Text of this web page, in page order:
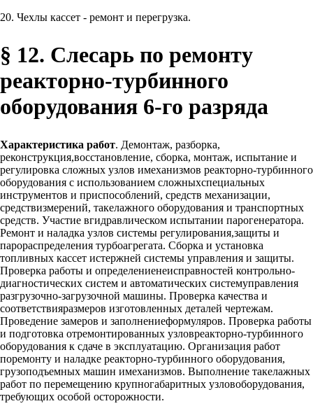
20. Чехлы кассет - ремонт и перегрузка.
§ 12. Слесарь по ремонту
реакторно-турбинного
оборудования 6-го разряда
Характеристика работ. Демонтаж, разборка,
реконструкция,восстановление, сборка, монтаж, испытание и
регулировка сложных узлов имеханизмов реакторно-турбинного
оборудования с использованием сложныхспециальных
инструментов и приспособлений, средств механизации,
средствизмерений, такелажного оборудования и транспортных
средств. Участие вгидравлическом испытании парогенератора.
Ремонт и наладка узлов системы регулирования,защиты и
парораспределения турбоагрегата. Сборка и установка
топливных кассет истержней системы управления и защиты.
Проверка работы и определениенеисправностей контрольно-
диагностических систем и автоматических системуправления
разгрузочно-загрузочной машины. Проверка качества и
соответствияразмеров изготовленных деталей чертежам.
Проведение замеров и заполнениеформуляров. Проверка работы
и подготовка отремонтированных узловреакторно-турбинного
оборудования к сдаче в эксплуатацию. Организация работ
поремонту и наладке реакторно-турбинного оборудования,
грузоподъемных машин имеханизмов. Выполнение такелажных
работ по перемещению крупногабаритных узловоборудования,
требующих особой осторожности.